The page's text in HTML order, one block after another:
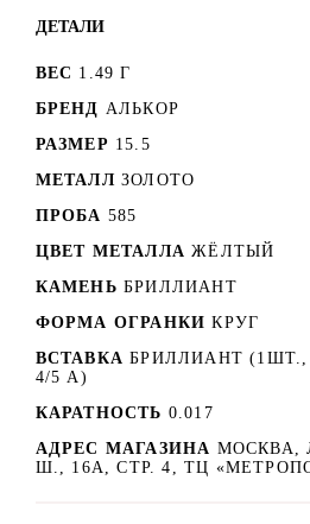
ДЕТАЛИ
ВЕС 1.49 Г
БРЕНД АЛЬКОР
РАЗМЕР 15.5
МЕТАЛЛ ЗОЛОТО
ПРОБА 585
ЦВЕТ МЕТАЛЛА ЖЁЛТЫЙ
КАМЕНЬ БРИЛЛИАНТ
ФОРМА ОГРАНКИ КРУГ
ВСТАВКА БРИЛЛИАНТ (1ШТ.,
4/5 А)
КАРАТНОСТЬ 0.017
АДРЕС МАГАЗИНА МОСКВА,
Ш., 16А, СТР. 4, ТЦ